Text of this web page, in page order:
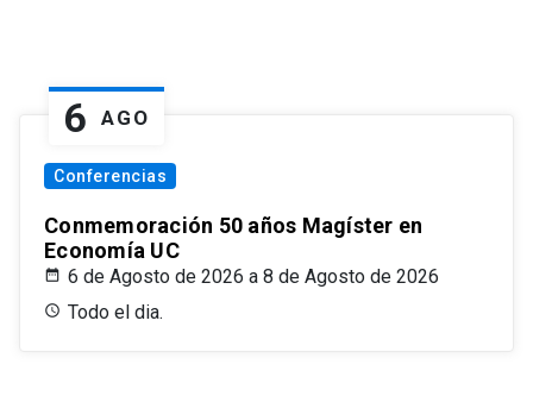
6 AGO
Conferencias
Conmemoración 50 años Magíster en
Economía UC
6 de Agosto de 2026 a 8 de Agosto de 2026
Todo el dia.